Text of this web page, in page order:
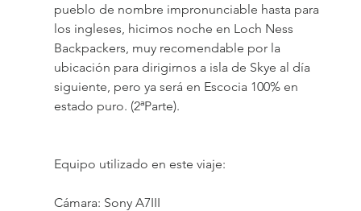
pueblo de nombre impronunciable hasta para
los ingleses, hicimos noche en Loch Ness
Backpackers, muy recomendable por la
ubicación para dirigirnos a isla de Skye al día
siguiente, pero ya será en Escocia 100% en
estado puro. (2ªParte).
Equipo utilizado en este viaje:
Cámara: Sony A7III